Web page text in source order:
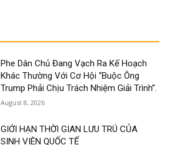
Phe Dân Chủ Đang Vạch Ra Kế Hoạch
Khác Thường Với Cơ Hội “Buộc Ông
Trump Phải Chịu Trách Nhiệm Giải Trình”.
August 8, 2026
GIỚI HẠN THỜI GIAN LƯU TRÚ CỦA
SINH VIÊN QUỐC TẾ